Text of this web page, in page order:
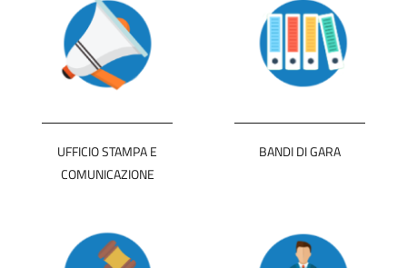
UFFICIO STAMPA E
COMUNICAZIONE
BANDI DI GARA